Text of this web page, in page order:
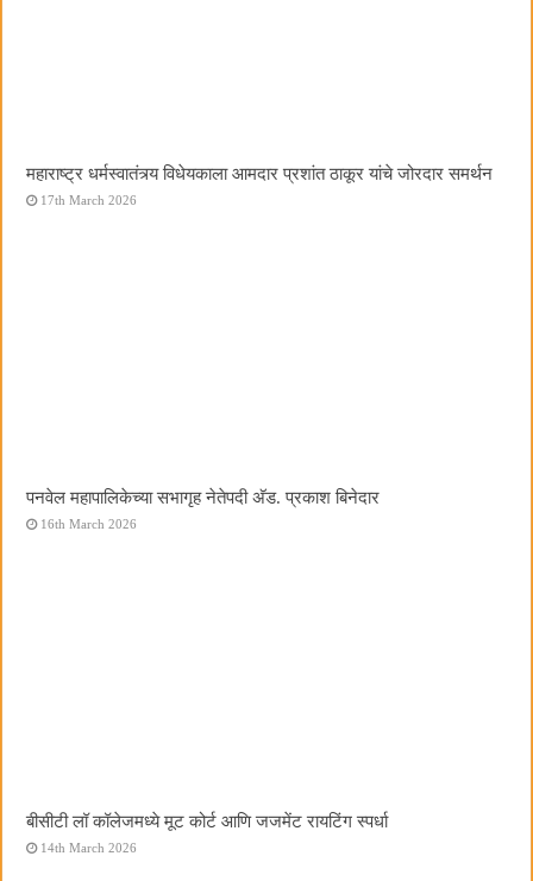
महाराष्ट्र धर्मस्वातंत्र्य विधेयकाला आमदार प्रशांत ठाकूर यांचे जोरदार समर्थन
17th March 2026
पनवेल महापालिकेच्या सभागृह नेतेपदी अ‍ॅड. प्रकाश बिनेदार
16th March 2026
बीसीटी लॉ कॉलेजमध्ये मूट कोर्ट आणि जजमेंट रायटिंग स्पर्धा
14th March 2026